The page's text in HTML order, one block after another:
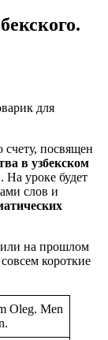
счету, посвящен
в узбекском
уроке будет
слов и
на прошлом
короткие
Oleg. Men